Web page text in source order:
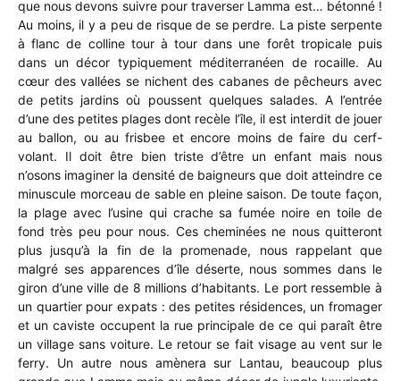
que nous devons suivre pour traverser Lamma est… bétonné !
Au moins, il y a peu de risque de se perdre. La piste serpente
à flanc de colline tour à tour dans une forêt tropicale puis
dans un décor typiquement méditerranéen de rocaille. Au
cœur des vallées se nichent des cabanes de pêcheurs avec
de petits jardins où poussent quelques salades. A l’entrée
d’une des petites plages dont recèle l’île, il est interdit de jouer
au ballon, ou au frisbee et encore moins de faire du cerf-
volant. Il doit être bien triste d’être un enfant mais nous
n’osons imaginer la densité de baigneurs que doit atteindre ce
minuscule morceau de sable en pleine saison. De toute façon,
la plage avec l’usine qui crache sa fumée noire en toile de
fond très peu pour nous. Ces cheminées ne nous quitteront
plus jusqu’à la fin de la promenade, nous rappelant que
malgré ses apparences d’île déserte, nous sommes dans le
giron d’une ville de 8 millions d’habitants. Le port ressemble à
un quartier pour expats : des petites résidences, un fromager
et un caviste occupent la rue principale de ce qui paraît être
un village sans voiture. Le retour se fait visage au vent sur le
ferry. Un autre nous amènera sur Lantau, beaucoup plus